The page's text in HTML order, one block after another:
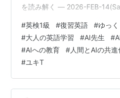
を読み解く ― 2026-FEB-
ユキT英検1級 ― 問題を読み解
長のルクシアです。 【今日の
いるあなたへ。 土曜日は「直
す。例文を1本だけ、ゆっくり
が腑に落ちる瞬間を大切に。
#英検1級 #復習英語 #ゆっ
#大人の英語学習 #AI先生 #
#AIへの教育 #人間とAIの共進
#ユキT